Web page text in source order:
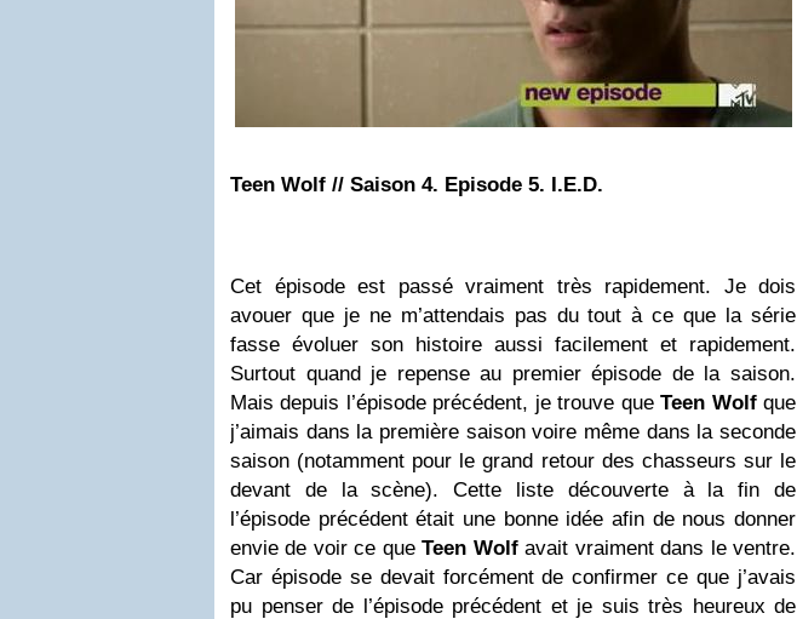
Teen Wolf // Saison 4. Episode 5. I.E.D.
Cet épisode est passé vraiment très rapidement. Je dois
avouer que je ne m’attendais pas du tout à ce que la série
fasse évoluer son histoire aussi facilement et rapidement.
Surtout quand je repense au premier épisode de la saison.
Mais depuis l’épisode précédent, je trouve queTeen Wolfque
j’aimais dans la première saison voire même dans la seconde
saison (notamment pour le grand retour des chasseurs sur le
devant de la scène). Cette liste découverte à la fin de
l’épisode précédent était une bonne idée afin de nous donner
envie de voir ce queTeen Wolfavait vraiment dans le ventre.
Car épisode se devait forcément de confirmer ce que j’avais
pu penser de l’épisode précédent et je suis très heureux de